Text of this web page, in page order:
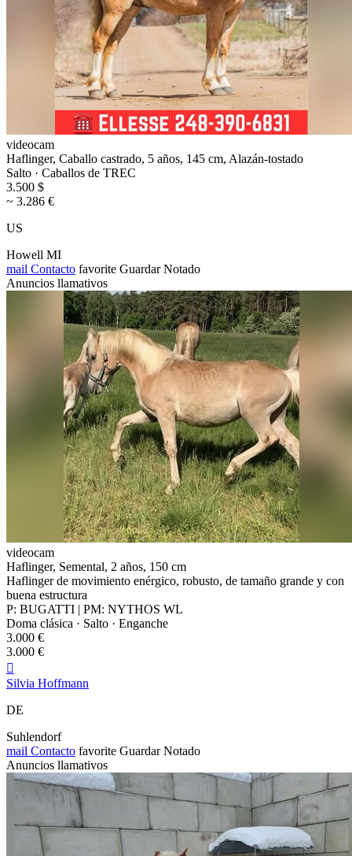
videocam
Haflinger, Caballo castrado, 5 años, 145 cm, Alazán-tostado
Salto · Caballos de TREC
3.500 $
~ 3.286 €
US
Howell MI
mail Contacto favorite Guardar Notado
Anuncios llamativos
videocam
Haflinger, Semental, 2 años, 150 cm
Haflinger de movimiento enérgico, robusto, de tamaño grande y con
buena estructura
P: BUGATTI | PM: NYTHOS WL
Doma clásica · Salto · Enganche
3.000 €
3.000 €

Silvia Hoffmann
DE
Suhlendorf
mail Contacto favorite Guardar Notado
Anuncios llamativos